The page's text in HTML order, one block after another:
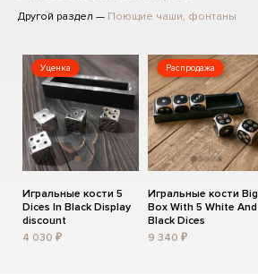
Другой раздел — Поющие чаши, фонтаны
Уценка
Игральные кости 5
Dices In Black Display
discount
4 030 ₽
Распродажа
Игральные кости Big
Box With 5 White And
Black Dices
9 340 ₽